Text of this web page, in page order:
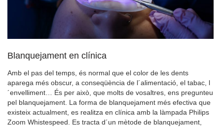
Blanquejament en clínica
Amb el pas del temps, és normal que el color de les dents
aparega més obscur, a conseqüència de l´alimentació, el tabac, l
´envelliment… És per això, que molts de vosaltres, ens pregunteu
pel blanquejament. La forma de blanquejament més efectiva que
existeix actualment, es realitza en clínica amb la làmpada Philips
Zoom Whistespeed. Es tracta d´un mètode de blanquejament,